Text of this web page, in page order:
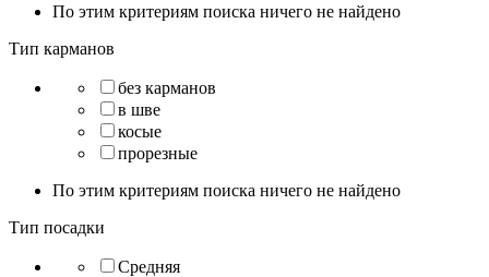
По этим критериям поиска ничего не найдено
Тип карманов
без карманов
в шве
косые
прорезные
По этим критериям поиска ничего не найдено
Тип посадки
Средняя